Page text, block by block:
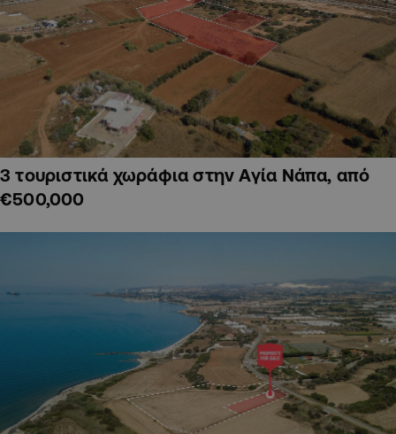
3 τουριστικά χωράφια στην Αγία Νάπα, από
€500,000